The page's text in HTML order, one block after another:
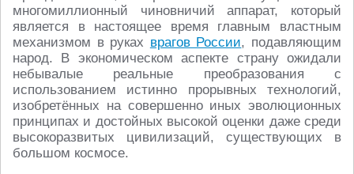
многомиллионный чиновничий аппарат, который
является в настоящее время главным властным
механизмом в руках врагов России, подавляющим
народ. В экономическом аспекте страну ожидали
небывалые реальные преобразования с
использованием истинно прорывных технологий,
изобретённых на совершенно иных эволюционных
принципах и достойных высокой оценки даже среди
высокоразвитых цивилизаций, существующих в
большом космосе.